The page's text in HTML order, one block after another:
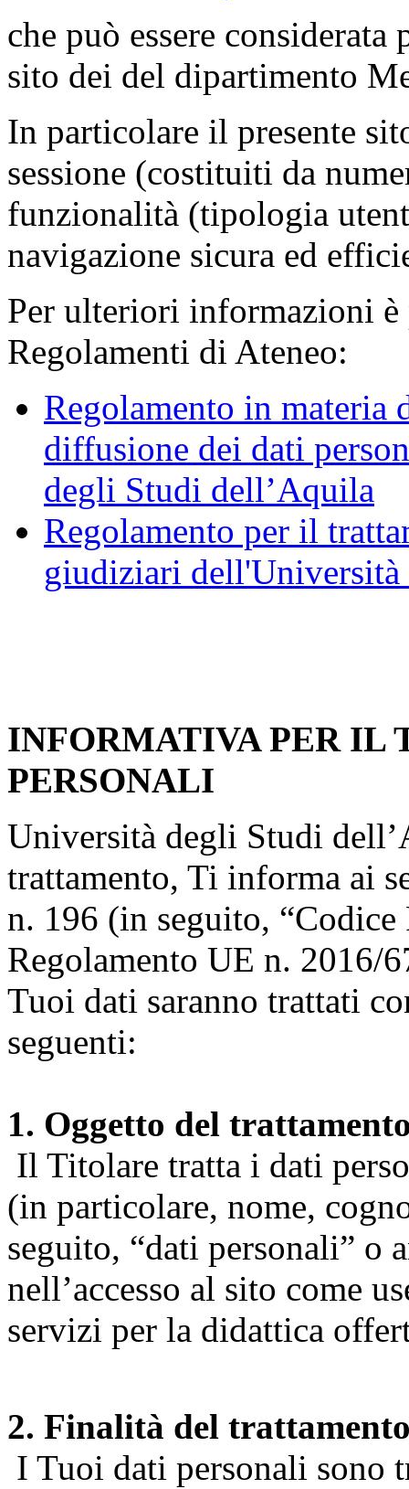
che può essere
sito dei del dipartimento
In particolare il presente
sessione (costituiti da
funzionalità (tipologia
navigazione sicura ed
Per ulteriori informazioni è
Regolamenti di Ateneo:
Regolamento in materia
diffusione dei dati
degli Studi dell’Aquila
Regolamento per il
giudiziari
INFORMATIVA PER IL
PERSONALI
Università degli Studi
trattamento, Ti informa ai
n. 196 (in seguito, “Codice
Regolamento UE n. 2016/
Tuoi dati saranno trattati
seguenti:
1. Oggetto del
Il Titolare tratta i dati
(in particolare, nome,
seguito, “dati personali” o
nell’accesso al sito come
servizi per la didattica
2. Finalità del
I Tuoi dati personali sono